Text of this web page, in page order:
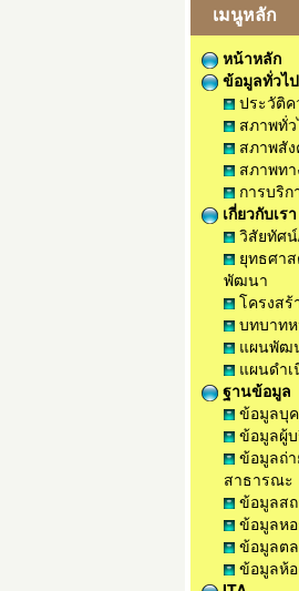
เมนูหลัก
หน้าหลัก
ข้อมูลทั่วไป
ประวัติค
สภาพทั่ว
สภาพสั
สภาพทา
การบริ
เกี่ยวกับเรา
วิสัยทัศ
ยุทธศา
พัฒนา
โครงสร้
บทบาท
แผนพัฒ
แผนดำ
ฐานข้อมูล
ข้อมูลบุ
ข้อมูลผู้
ข้อมูลถ่
สาธารณะ
ข้อมูลส
ข้อมูลห
ข้อมูลต
ข้อมูลห้